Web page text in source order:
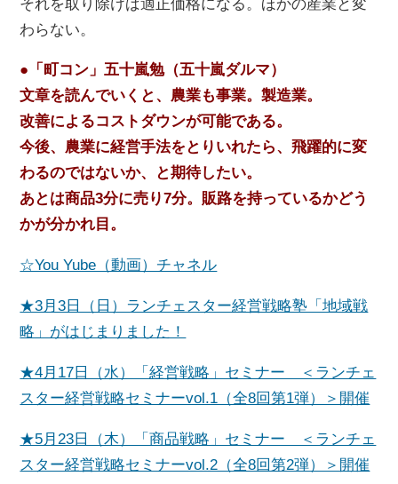
それを取り除けば適正価格になる。ほかの産業と変
わらない。
●「町コン」五十嵐勉（五十嵐ダルマ）
文章を読んでいくと、農業も事業。製造業。
改善によるコストダウンが可能である。
今後、農業に経営手法をとりいれたら、飛躍的に変
わるのではないか、と期待したい。
あとは商品3分に売り7分。販路を持っているかどう
かが分かれ目。
☆You Yube（動画）チャネル
★3月3日（日）ランチェスター経営戦略塾「地域戦
略」がはじまりました！
★4月17日（水）「経営戦略」セミナー ＜ランチェ
スター経営戦略セミナーvol.1（全8回第1弾）＞開催
★5月23日（木）「商品戦略」セミナー ＜ランチェ
スター経営戦略セミナーvol.2（全8回第2弾）＞開催